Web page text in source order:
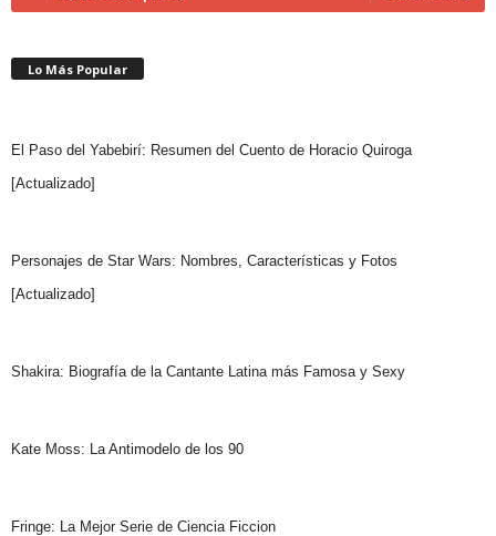
Lo Más Popular
El Paso del Yabebirí: Resumen del Cuento de Horacio Quiroga
[Actualizado]
Personajes de Star Wars: Nombres, Características y Fotos
[Actualizado]
Shakira: Biografía de la Cantante Latina más Famosa y Sexy
Kate Moss: La Antimodelo de los 90
Fringe: La Mejor Serie de Ciencia Ficcion